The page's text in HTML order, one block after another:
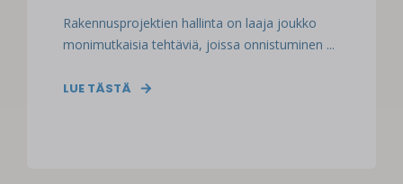
Rakennusprojektien hallinta on laaja joukko
monimutkaisia tehtäviä, joissa onnistuminen ...
LUE TÄSTÄ